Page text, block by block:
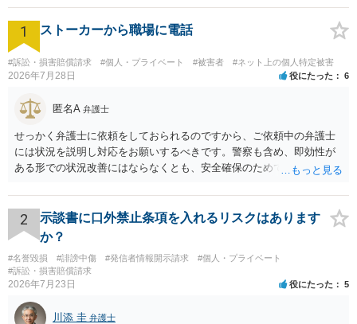
可】【休日面談可】
1 ストーカーから職場に電話
#訴訟・損害賠償請求 #個人・プライベート #被害者 #ネット上の個人特定被害
2026年7月28日 役にたった 6
匿名A 弁護士
せっかく弁護士に依頼をしておられるのですから、ご依頼中の弁護士
には状況を説明し対応をお願いするべきです。警察も含め、即効性が
ある形での状況改善にはならなくとも、安全確保のためできることは
2
示談書に口外禁止条項を入れるリスクはあります
か？
#名誉毀損 #誹謗中傷 #発信者情報開示請求
#個人・プライベート
#訴訟・損害賠償請求
2026年7月23日 役にたった 5
川添 圭 弁護士